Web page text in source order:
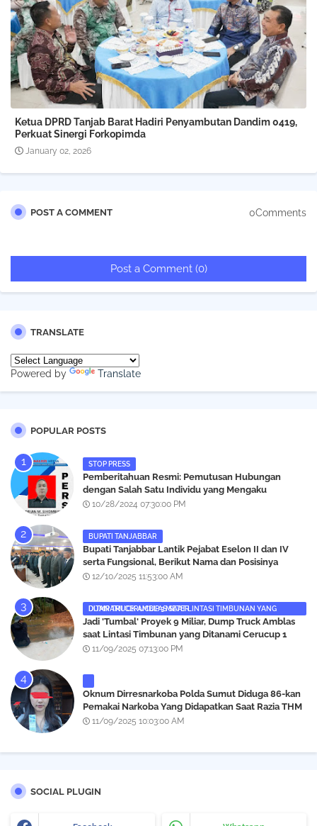
Ketua DPRD Tanjab Barat Hadiri Penyambutan Dandim 0419,
Perkuat Sinergi Forkopimda
January 02, 2026
POST A COMMENT 0Comments
Post a Comment (0)
TRANSLATE
Powered by Translate
POPULAR POSTS
STOP PRESS
Pemberitahuan Resmi: Pemutusan Hubungan
dengan Salah Satu Individu yang Mengaku
Wartawan Analisismedia.com
10/28/2024 07:30:00 PM
BUPATI TANJABBAR
‎Bupati Tanjabbar Lantik Pejabat Eselon II dan IV
serta Fungsional, Berikut Nama dan Posisinya
12/10/2025 11:53:00 AM
DUMP TRUCK AMBLAS SAAT LINTASI TIMBUNAN YANG DITANAMI CERUCUP 3 METER
‎Jadi 'Tumbal' Proyek 9 Miliar, Dump Truck Amblas
saat Lintasi Timbunan yang Ditanami Cerucup 1
Meter
11/09/2025 07:13:00 PM
Oknum Dirresnarkoba Polda Sumut Diduga 86-kan
Pemakai Narkoba Yang Didapatkan Saat Razia THM
Black Owl, Propam Diminta Bertindak
11/09/2025 10:03:00 AM
SOCIAL PLUGIN